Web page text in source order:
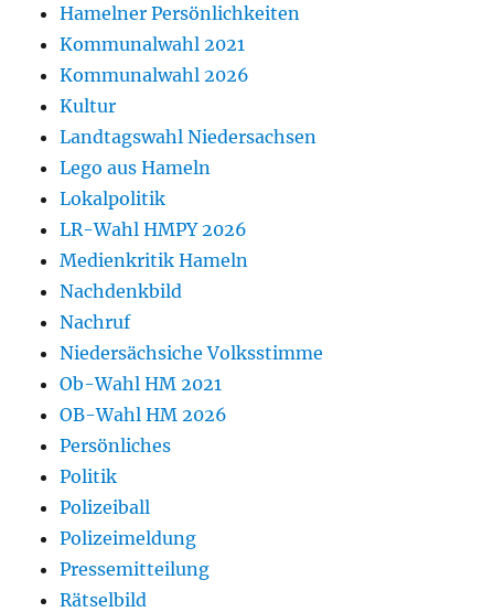
Hamelner Persönlichkeiten
Kommunalwahl 2021
Kommunalwahl 2026
Kultur
Landtagswahl Niedersachsen
Lego aus Hameln
Lokalpolitik
LR-Wahl HMPY 2026
Medienkritik Hameln
Nachdenkbild
Nachruf
Niedersächsiche Volksstimme
Ob-Wahl HM 2021
OB-Wahl HM 2026
Persönliches
Politik
Polizeiball
Polizeimeldung
Pressemitteilung
Rätselbild